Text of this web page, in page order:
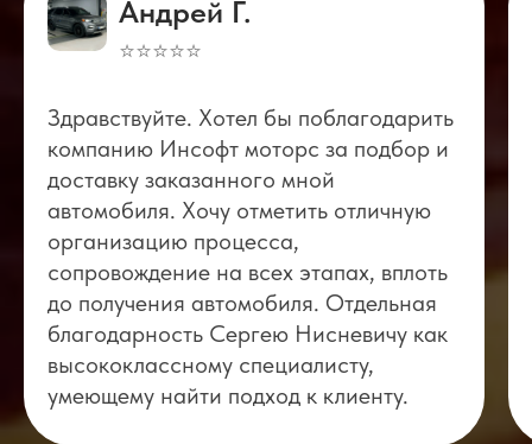
Андрей Г.
⭐⭐⭐⭐⭐
Здравствуйте. Хотел бы поблагодарить
компанию Инсофт моторс за подбор и
доставку заказанного мной
автомобиля. Хочу отметить отличную
организацию процесса,
сопровождение на всех этапах, вплоть
до получения автомобиля. Отдельная
благодарность Сергею Нисневичу как
высококлассному специалисту,
умеющему найти подход к клиенту.